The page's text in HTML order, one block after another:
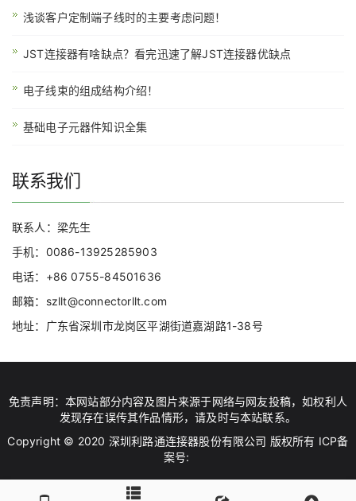
浅谈客户定制端子线时的主要考虑问题！
JST连接器有啥缺点？看完迅速了解JST连接器优缺点
电子线束的组成结构介绍！
基础电子元器件知识全集
联系我们
联系人：梁先生
手机：0086-13925285903
电话：+86 0755-84501636
邮箱：szllt@connectorllt.com
地址：广东省深圳市龙岗区平湖街道嘉湖路1-38号
免责声明：本网站部分内容及图片来源于网络与网友投稿，如权利人
发现存在误传其作品情形，请及时与本站联系。
Copyright © 2020 深圳利路通连接器股份有限公司 版权所有 ICP备
案号: